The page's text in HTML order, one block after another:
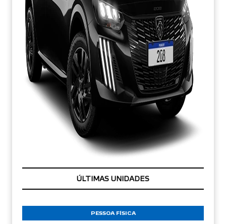
CONDIÇÃO IMPERDÍVEL
PESSOA FÍSICA